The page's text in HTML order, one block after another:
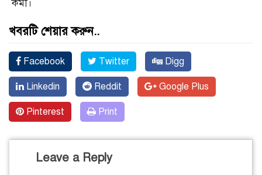
কর্মী।
খবরটি শেয়ার করুন..
Facebook Twitter Digg
Linkedin Reddit Google Plus
Pinterest Print
Leave a Reply